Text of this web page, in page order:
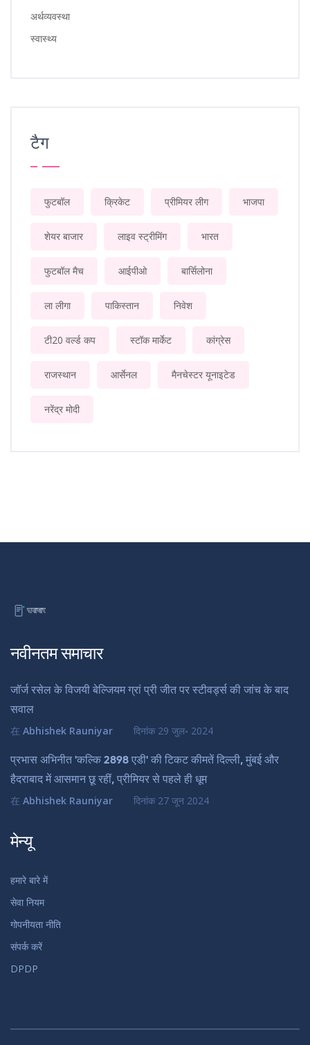
अर्थव्यवस्था
स्वास्थ्य
टैग
फुटबॉल क्रिकेट प्रीमियर लीग भाजपा
शेयर बाजार लाइव स्ट्रीमिंग भारत
फुटबॉल मैच आईपीओ बार्सिलोना
ला लीगा पाकिस्तान निवेश
टी20 वर्ल्ड कप स्टॉक मार्केट कांग्रेस
राजस्थान आर्सेनल मैनचेस्टर यूनाइटेड
नरेंद्र मोदी
नवीनतम समाचार
जॉर्ज रसेल के विजयी बेल्जियम ग्रां प्री जीत पर स्टीवर्ड्स की जांच के बाद
सवाल
在 Abhishek Rauniyar दिनांक 29 जुल॰ 2024
प्रभास अभिनीत 'कल्कि 2898 एडी' की टिकट कीमतें दिल्ली, मुंबई और
हैदराबाद में आसमान छू रहीं, प्रीमियर से पहले ही धूम
在 Abhishek Rauniyar दिनांक 27 जून 2024
मेन्यू
हमारे बारे में
सेवा नियम
गोपनीयता नीति
संपर्क करें
DPDP